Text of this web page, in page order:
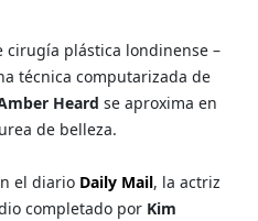
cirugía plástica londinense –
técnica computarizada de
Heardse aproxima en
de belleza.
el diario Daily Mail, la actriz
completado por Kim